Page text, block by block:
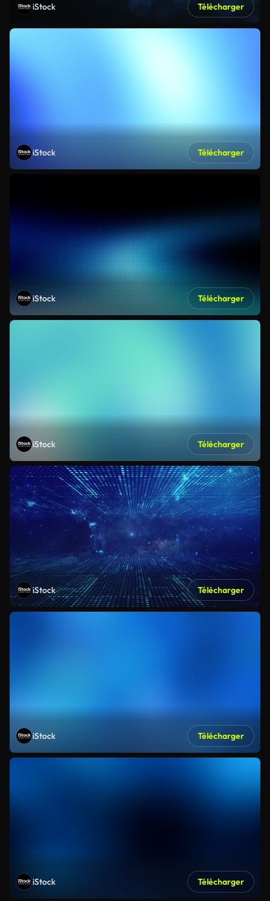
iStock Télécharger
iStock Télécharger
iStock Télécharger
iStock Télécharger
iStock Télécharger
iStock Télécharger
iStock Télécharger